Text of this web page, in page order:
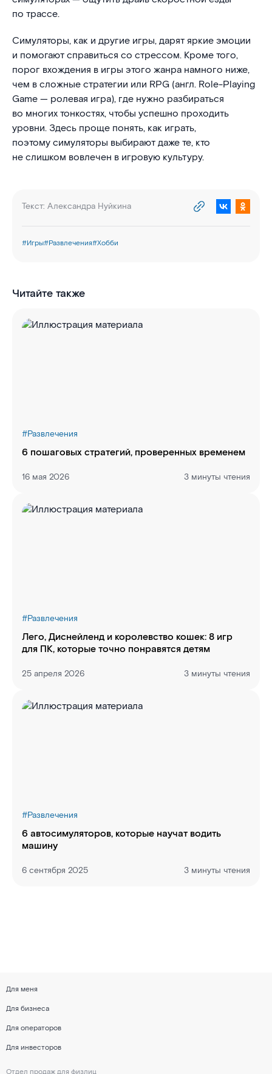
по трассе.
Симуляторы, как и другие игры, дарят яркие эмоции
и помогают справиться со стрессом. Кроме того,
порог вхождения в игры этого жанра намного ниже,
чем в сложные стратегии или RPG (англ. Role-Playing
Game — ролевая игра), где нужно разбираться
во многих тонкостях, чтобы успешно проходить
уровни. Здесь проще понять, как играть,
поэтому симуляторы выбирают даже те, кто
не слишком вовлечен в игровую культуру.
Текст: Александра Нуйкина
#Игры#Развлечения#Хобби
Читайте также
#Развлечения
6 пошаговых стратегий, проверенных временем
16 мая 2026 3 минуты чтения
#Развлечения
Лего, Диснейленд и королевство кошек: 8 игр
для ПК, которые точно понравятся детям
25 апреля 2026 3 минуты чтения
#Развлечения
6 автосимуляторов, которые научат водить
машину
6 сентября 2025 3 минуты чтения
Для меня
Для бизнеса
Для операторов
Для инвесторов
Отдел продаж для физлиц